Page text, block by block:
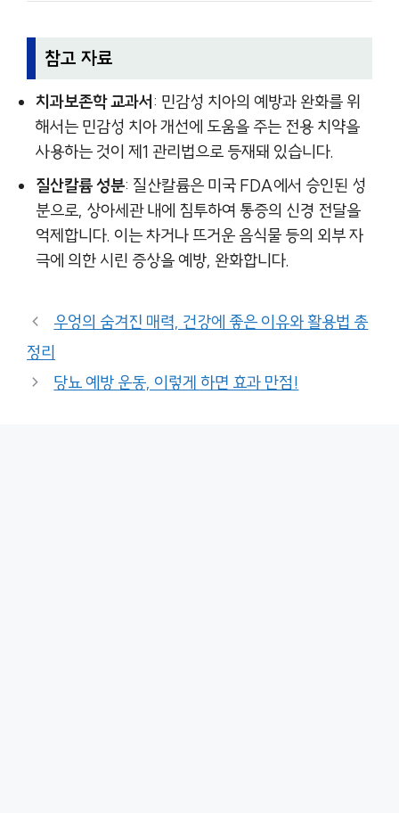
참고 자료
치과보존학 교과서: 민감성 치아의 예방과 완화를 위
해서는 민감성 치아 개선에 도움을 주는 전용 치약을
사용하는 것이 제1 관리법으로 등재돼 있습니다.
질산칼륨 성분: 질산칼륨은 미국 FDA에서 승인된 성
분으로, 상아세관 내에 침투하여 통증의 신경 전달을
억제합니다. 이는 차거나 뜨거운 음식물 등의 외부 자
극에 의한 시린 증상을 예방, 완화합니다.
우엉의 숨겨진 매력, 건강에 좋은 이유와 활용법 총
정리
당뇨 예방 운동, 이렇게 하면 효과 만점!